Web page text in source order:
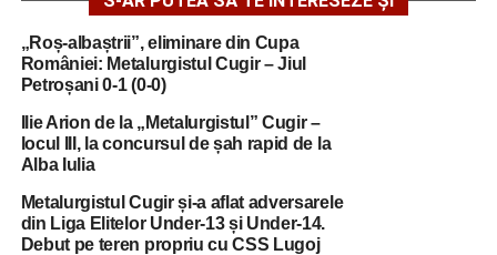
„Roș-albaștrii”, eliminare din Cupa
României: Metalurgistul Cugir – Jiul
Petroșani 0-1 (0-0)
Ilie Arion de la „Metalurgistul” Cugir –
locul III, la concursul de șah rapid de la
Alba Iulia
Metalurgistul Cugir și-a aflat adversarele
din Liga Elitelor Under-13 și Under-14.
Debut pe teren propriu cu CSS Lugoj